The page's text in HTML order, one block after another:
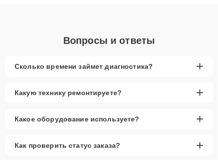
Вопросы и ответы
Сколько времени займет диагностика? +
Какую технику ремонтируете? +
Какое оборудование используете? +
Как проверить статус заказа? +